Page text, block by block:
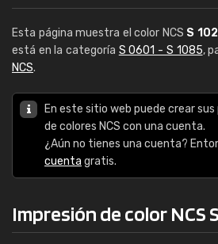
Esta página muestra el color NCS S
está en la categoría S 0601 - S 1085,
NCS.
En este sitio web puede crear
de colores NCS con una cuenta.
¿Aún no tienes una cuenta?
cuenta gratis.
Impresión de color NCS